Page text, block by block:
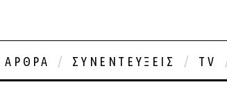
ΆΡΘΡΑ ΣΥΝΕΝΤΕΎΞΕΙΣ TV